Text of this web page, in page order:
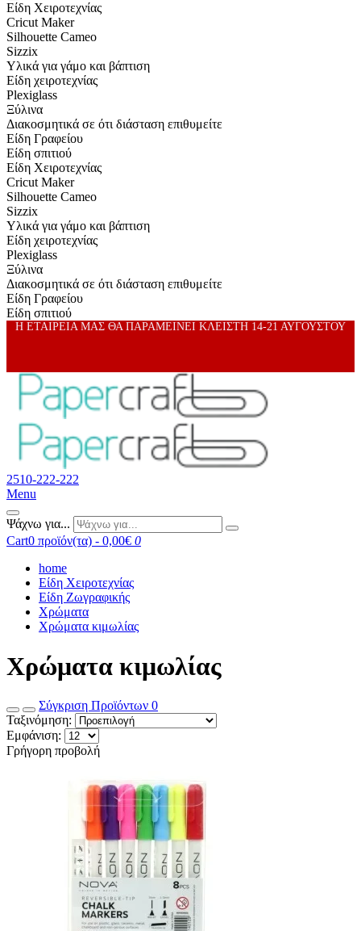
Είδη Xειροτεχνίας
Cricut Maker
Silhouette Cameo
Sizzix
Υλικά για γάμο και βάπτιση
Είδη χειροτεχνίας
Plexiglass
Ξύλινα
Διακοσμητικά σε ότι διάσταση επιθυμείτε
Είδη Γραφείου
Είδη σπιτιού
Είδη Xειροτεχνίας
Cricut Maker
Silhouette Cameo
Sizzix
Υλικά για γάμο και βάπτιση
Είδη χειροτεχνίας
Plexiglass
Ξύλινα
Διακοσμητικά σε ότι διάσταση επιθυμείτε
Είδη Γραφείου
Είδη σπιτιού
Η ΕΤΑΙΡΕΙΑ ΜΑΣ ΘΑ ΠΑΡΑΜΕΙΝΕΙ ΚΛΕΙΣΤΗ 14-21 ΑΥΓΟΥΣΤΟΥ
2510-222-222
Menu
Ψάχνω για...
Cart0 προϊόν(τα) - 0,00€ 0
home
Είδη Χειροτεχνίας
Είδη Ζωγραφικής
Χρώματα
Χρώματα κιμωλίας
Χρώματα κιμωλίας
Σύγκριση Προϊόντων 0
Ταξινόμηση:
Εμφάνιση:
Γρήγορη προβολή